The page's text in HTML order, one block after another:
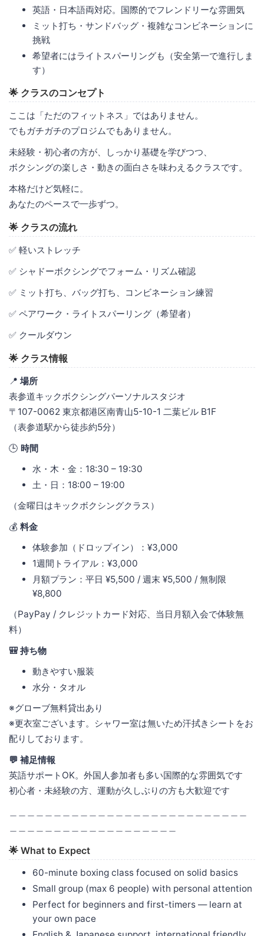
英語・日本語両対応。国際的でフレンドリーな雰囲気
ミット打ち・サンドバッグ・複雑なコンビネーションに
挑戦
希望者にはライトスパーリングも（安全第一で進行しま
す）
🌟 クラスのコンセプト
ここは「ただのフィットネス」ではありません。
でもガチガチのプロジムでもありません。
未経験・初心者の方が、しっかり基礎を学びつつ、
ボクシングの楽しさ・動きの面白さを味わえるクラスです。
本格だけど気軽に。
あなたのペースで一歩ずつ。
🌟 クラスの流れ
✅ 軽いストレッチ
✅ シャドーボクシングでフォーム・リズム確認
✅ ミット打ち、バッグ打ち、コンビネーション練習
✅ ペアワーク・ライトスパーリング（希望者）
✅ クールダウン
🌟 クラス情報
📍場所
表参道キックボクシングパーソナルスタジオ
〒107-0062 東京都港区南青山5-10-1 二葉ビル B1F
（表参道駅から徒歩約5分）
🕒 時間
水・木・金：18:30 – 19:30
土・日：18:00 – 19:00
（金曜日はキックボクシングクラス）
💰 料金
体験参加（ドロップイン）：¥3,000
1週間トライアル：¥3,000
月額プラン：平日 ¥5,500 / 週末 ¥5,500 / 無制限
¥8,800
（PayPay / クレジットカード対応、当日月額入会で体験無
料）
🎒 持ち物
動きやすい服装
水分・タオル
※グローブ無料貸出あり
※更衣室ございます。シャワー室は無いため汗拭きシートをお
配りしております。
💬 補足情報
英語サポートOK。外国人参加者も多い国際的な雰囲気です
初心者・未経験の方、運動が久しぶりの方も大歓迎です
🌟 What to Expect
60-minute boxing class focused on solid basics
Small group (max 6 people) with personal attention
Perfect for beginners and first-timers — learn at
your own pace